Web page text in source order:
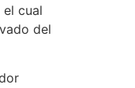
cual
del